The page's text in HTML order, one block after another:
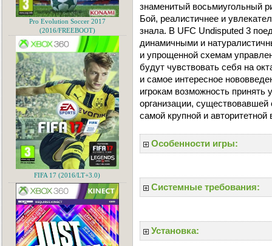
знаменитый восьмиугольный
Бой, реалистичнее и
знала. В UFC Undisputed 3
динамичными и
и упрощенной схемам
будут чувствовать себя на
и самое интересное
игрокам возможность
организации,
самой крупной и авторитетной
Особенности игры:
Системные требования:
Установка:
Pro Evolution Soccer 2017
(2016/FREEBOOT)
FIFA 17 (2016/LT+3.0)